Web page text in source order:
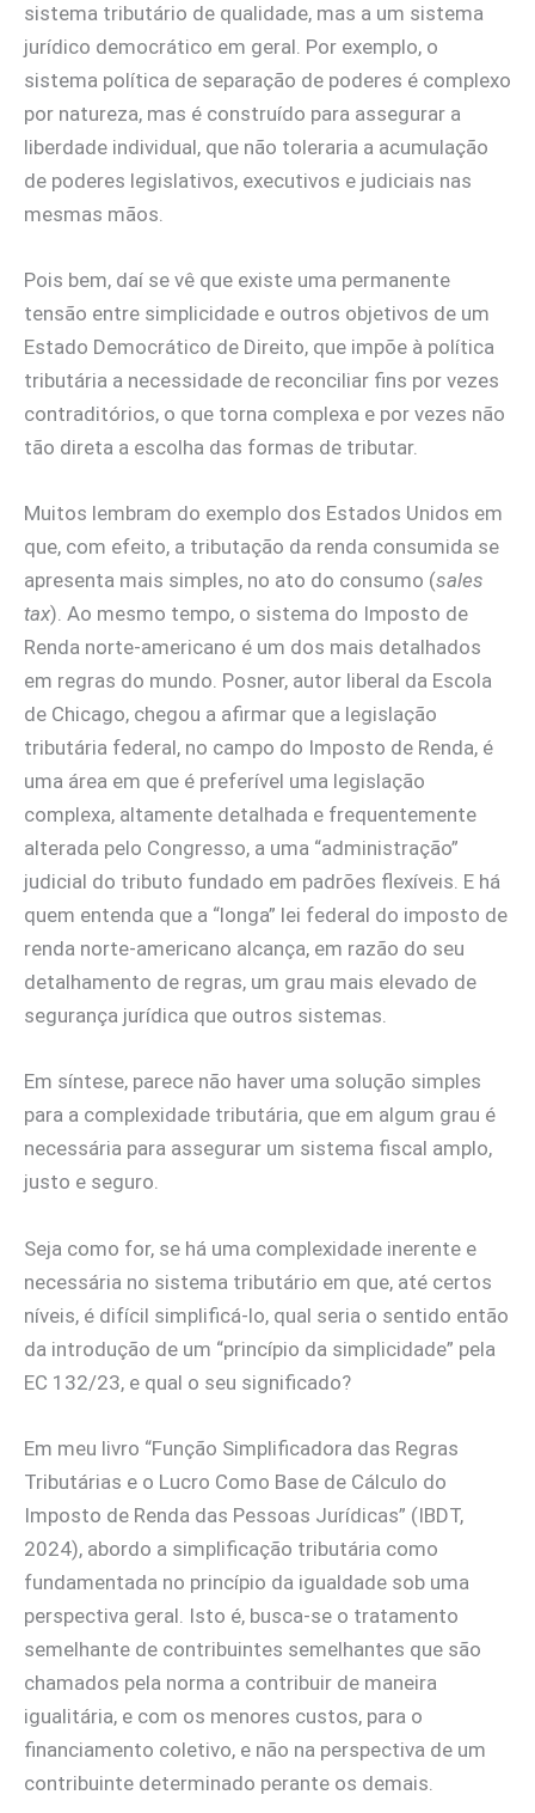
sistema tributário de qualidade, mas a um sistema
jurídico democrático em geral. Por exemplo, o
sistema política de separação de poderes é complexo
por natureza, mas é construído para assegurar a
liberdade individual, que não toleraria a acumulação
de poderes legislativos, executivos e judiciais nas
mesmas mãos.
Pois bem, daí se vê que existe uma permanente
tensão entre simplicidade e outros objetivos de um
Estado Democrático de Direito, que impõe à política
tributária a necessidade de reconciliar fins por vezes
contraditórios, o que torna complexa e por vezes não
tão direta a escolha das formas de tributar.
Muitos lembram do exemplo dos Estados Unidos em
que, com efeito, a tributação da renda consumida se
apresenta mais simples, no ato do consumo (sales
tax). Ao mesmo tempo, o sistema do Imposto de
Renda norte-americano é um dos mais detalhados
em regras do mundo. Posner, autor liberal da Escola
de Chicago, chegou a afirmar que a legislação
tributária federal, no campo do Imposto de Renda, é
uma área em que é preferível uma legislação
complexa, altamente detalhada e frequentemente
alterada pelo Congresso, a uma “administração”
judicial do tributo fundado em padrões flexíveis. E há
quem entenda que a “longa” lei federal do imposto de
renda norte-americano alcança, em razão do seu
detalhamento de regras, um grau mais elevado de
segurança jurídica que outros sistemas.
Em síntese, parece não haver uma solução simples
para a complexidade tributária, que em algum grau é
necessária para assegurar um sistema fiscal amplo,
justo e seguro.
Seja como for, se há uma complexidade inerente e
necessária no sistema tributário em que, até certos
níveis, é difícil simplificá-lo, qual seria o sentido então
da introdução de um “princípio da simplicidade” pela
EC 132/23, e qual o seu significado?
Em meu livro “Função Simplificadora das Regras
Tributárias e o Lucro Como Base de Cálculo do
Imposto de Renda das Pessoas Jurídicas” (IBDT,
2024), abordo a simplificação tributária como
fundamentada no princípio da igualdade sob uma
perspectiva geral. Isto é, busca-se o tratamento
semelhante de contribuintes semelhantes que são
chamados pela norma a contribuir de maneira
igualitária, e com os menores custos, para o
financiamento coletivo, e não na perspectiva de um
contribuinte determinado perante os demais.